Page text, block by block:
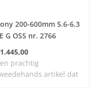
200-600mm 5.6-6.3
G OSS nr. 2766
prachtig
artikel dat